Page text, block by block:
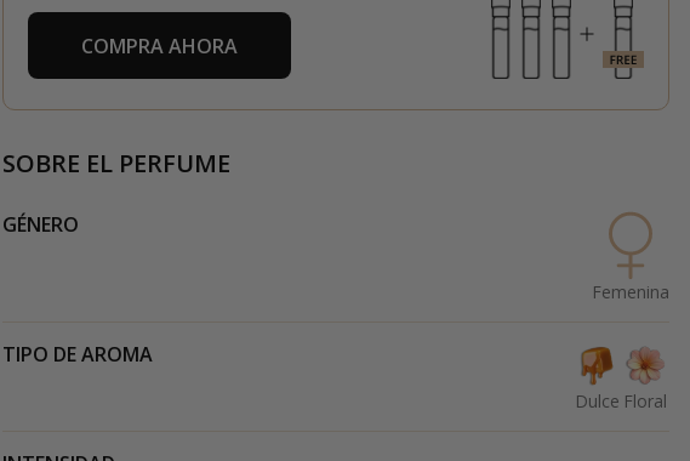
COMPRA AHORA
SOBRE EL PERFUME
GÉNERO
Femenina
TIPO DE AROMA
Dulce Floral